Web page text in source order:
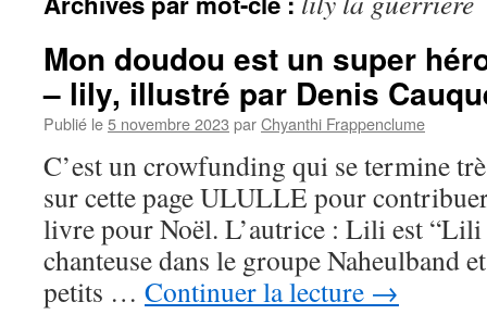
Mon doudou est un super
– lily, illustré par Denis
Publié le5 novembre 2023 parChyanthi Frappenclume
C’est un crowfunding qui se termine
sur cette page ULULLE pour
livre pour Noël. L’autrice : Lili est
chanteuse dans le groupe Naheulband
petits … Continuer la lecture →